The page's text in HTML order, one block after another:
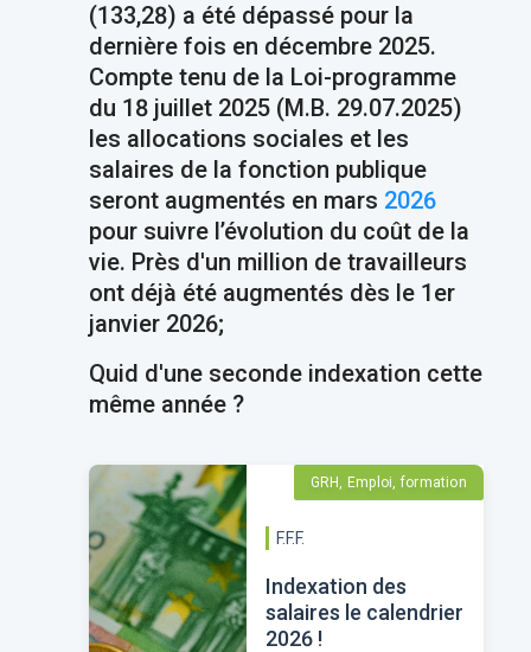
(133,28) a été dépassé pour la
dernière fois en décembre 2025.
Compte tenu de la Loi-programme
du 18 juillet 2025 (M.B. 29.07.2025)
les allocations sociales et les
salaires de la fonction publique
seront augmentés en mars 2026
pour suivre l’évolution du coût de la
vie. Près d'un million de travailleurs
ont déjà été augmentés dès le 1er
janvier 2026;
Quid d'une seconde indexation cette
même année ?
GRH, Emploi, formation
F.F.F.
Indexation des
salaires le calendrier
2026 !